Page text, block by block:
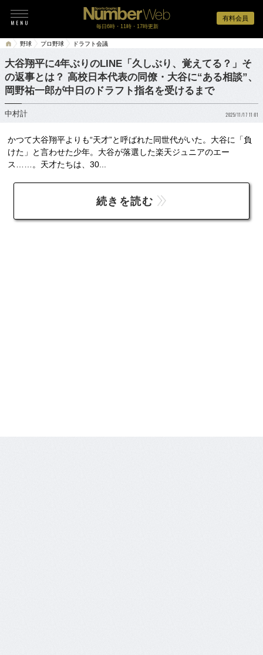
有料会員
毎日6時・11時・17時更新
野球 プロ野球 ドラフト会議
大谷翔平に4年ぶりのLINE「久しぶり、覚えてる？」そ
の返事とは？ 高校日本代表の同僚・大谷に“ある相談”、
岡野祐一郎が中日のドラフト指名を受けるまで
中村計 2025/11/17 11:01
かつて大谷翔平よりも“天才”と呼ばれた同世代がいた。大谷に「負
けた」と言わせた少年。大谷が落選した楽天ジュニアのエー
ス……。天才たちは、30...
続きを読む